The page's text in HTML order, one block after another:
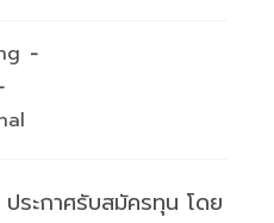
ระกาศรับสมัครทุน โดย